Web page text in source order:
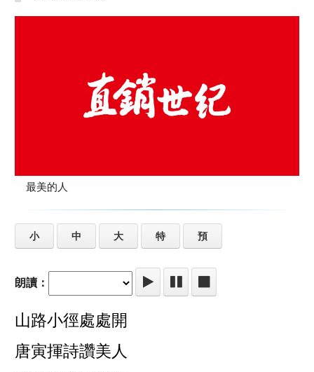
最美的人
小 中 大 特 預
朗讀：
山路小徑處處開
唐寅揮詩讚美人